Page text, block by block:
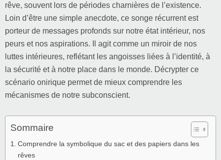
rêve, souvent lors de périodes charnières de l’existence.
Loin d’être une simple anecdote, ce songe récurrent est
porteur de messages profonds sur notre état intérieur, nos
peurs et nos aspirations. Il agit comme un miroir de nos
luttes intérieures, reflétant les angoisses liées à l’identité, à
la sécurité et à notre place dans le monde. Décrypter ce
scénario onirique permet de mieux comprendre les
mécanismes de notre subconscient.
Sommaire
Comprendre la symbolique du sac et des papiers dans les
rêves